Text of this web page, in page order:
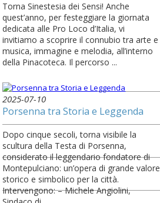
Torna Sinestesia dei Sensi! Anche
quest’anno, per festeggiare la giornata
dedicata alle Pro Loco d’Italia, vi
invitiamo a scoprire il connubio tra arte e
musica, immagine e melodia, all’interno
della Pinacoteca. Il percorso ...
2025-07-10
Porsenna tra Storia e Leggenda
Dopo cinque secoli, torna visibile la
scultura della Testa di Porsenna,
considerato il leggendario fondatore di
Montepulciano: un’opera di grande valore
storico e simbolico per la città.
Intervengono: – Michele Angiolini,